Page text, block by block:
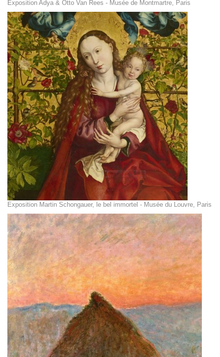
Exposition Adya & Otto Van Rees - Musée de Montmartre, Paris
Exposition Martin Schongauer, le bel immortel - Musée du Louvre, Paris